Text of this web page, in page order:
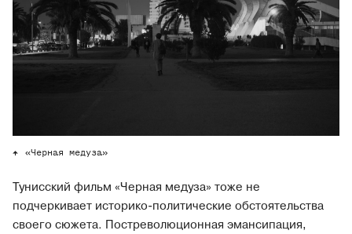
«Черная медуза»
Тунисский фильм «Черная медуза» тоже не
подчеркивает историко-политические обстоятельства
своего сюжета. Постреволюционная эмансипация,